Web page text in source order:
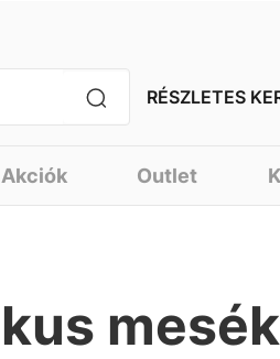
RÉSZLETES
Akciók Outlet
mesék